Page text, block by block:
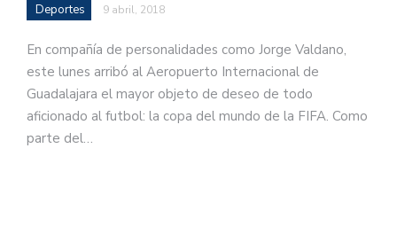
Deportes 9 abril, 2018
En compañía de personalidades como Jorge Valdano,
este lunes arribó al Aeropuerto Internacional de
Guadalajara el mayor objeto de deseo de todo
aficionado al futbol: la copa del mundo de la FIFA. Como
parte del…